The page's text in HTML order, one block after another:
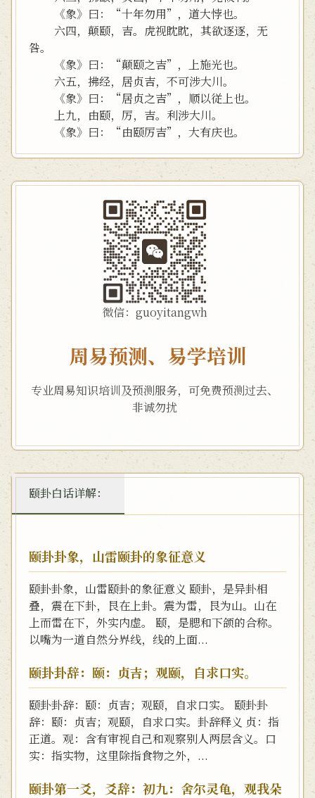
《象》曰：“十年勿用”，道大悖也。
六四，颠颐，吉。虎视眈眈，其欲逐逐，无
咎。
《象》曰：“颠颐之吉”，上施光也。
六五，拂经，居贞吉，不可涉大川。
《象》曰：“居贞之吉”，顺以従上也。
上九，由颐，厉，吉。利涉大川。
《象》曰：“由颐厉吉”，大有庆也。
微信：guoyitangwh
周易预测、易学培训
专业周易知识培训及预测服务，可免费预测过去、
非诚勿扰
颐卦白话详解：
颐卦卦象，山雷颐卦的象征意义
颐卦卦象，山雷颐卦的象征意义 颐卦，是异卦相
叠，震在下卦，艮在上卦。震为雷，艮为山。山在
上而雷在下，外实内虚。 颐，是腮和下颌的合称。
以嘴为一道自然分界线，线的上面...
颐卦卦辞：颐：贞吉；观颐，自求口实。
颐卦卦辞：颐：贞吉；观颐，自求口实。 颐卦卦
辞：颐：贞吉；观颐，自求口实。卦辞释义 贞：指
正道。观：含有审视自己和观察别人两层含义。口
实：指实物，这里除指食物之外，...
颐卦第一爻，爻辞：初九：舍尔灵龟，观我朵